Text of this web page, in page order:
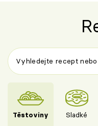
Těstoviny Sladké